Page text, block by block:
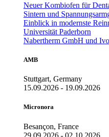
Neuer Kombiofen für
Sintern und
Einblick in modernste
Universität Paderborn
Nabertherm GmbH und
AMB
Stuttgart, Germany
15.09.2026 - 19.09.2026
Micronora
Besançon, France
29.09.2026 - 02.10.2026